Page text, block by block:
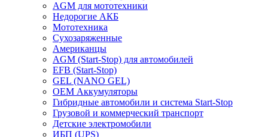
AGM для мототехники
Недорогие АКБ
Мототехника
Сухозаряженные
Американцы
AGM (Start-Stop) для автомобилей
EFB (Start-Stop)
GEL (NANO GEL)
OEM Аккумуляторы
Гибридные автомобили и система Start-Stop
Грузовой и коммерческий транспорт
Детские электромобили
ИБП (UPS)